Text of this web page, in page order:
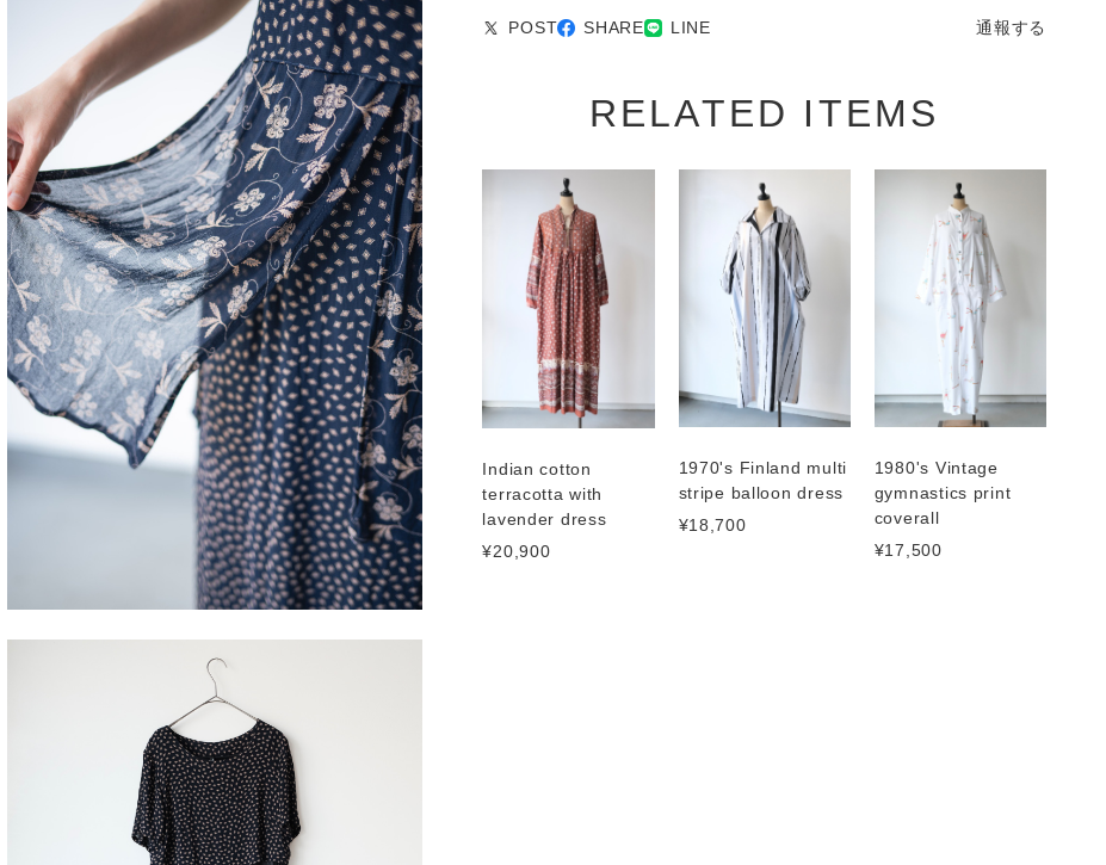
POST SHARE LINE 通報する
RELATED ITEMS
Indian cotton
terracotta with
lavender dress
¥20,900
1970's Finland multi
stripe balloon dress
¥18,700
1980's Vintage
gymnastics print
coverall
¥17,500